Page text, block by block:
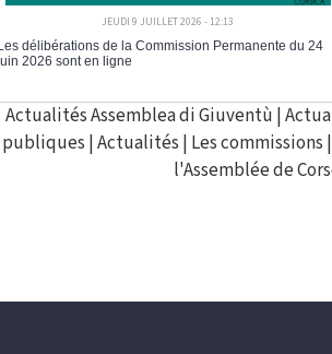
JEUDI 9 JUILLET 2026 - 12:13
délibérations de la Commission Permanente du 24
2026 sont en ligne
Actualités Assemblea di Giuventù |
publiques |Actualités | Les commissions |
l'Assemblée de